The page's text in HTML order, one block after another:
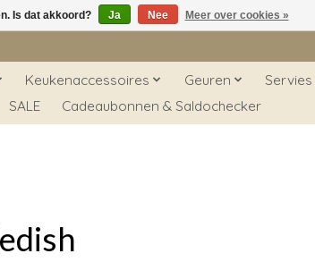
Keukenaccessoires Geuren Servies
SALE Cadeaubonnen & Saldochecker
Is dat akkoord? Ja Nee Meer over cookies »